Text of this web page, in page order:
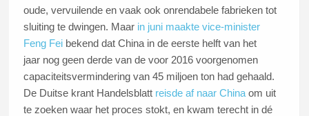
oude, vervuilende en vaak ook onrendabele fabrieken tot
sluiting te dwingen. Maar in juni maakte vice-minister
Feng Fei bekend dat China in de eerste helft van het
jaar nog geen derde van de voor 2016 voorgenomen
capaciteitsvermindering van 45 miljoen ton had gehaald.
De Duitse krant Handelsblatt reisde af naar China om uit
te zoeken waar het proces stokt, en kwam terecht in dé